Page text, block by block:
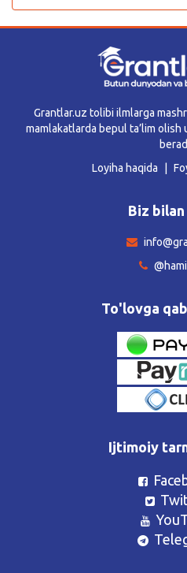
Grantlar.uz tolibi ilmlarga
mamlakatlarda bepul ta’lim
Loyiha haqida
Biz
To'lovga
Ijtimoiy